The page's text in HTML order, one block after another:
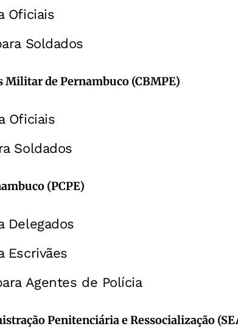
Oficiais
Soldados
Militar de Pernambuco (CBMPE)
Oficiais
Soldados
(PCPE)
Delegados
Escrivães
Agentes de Polícia
Penitenciária e Ressocialização